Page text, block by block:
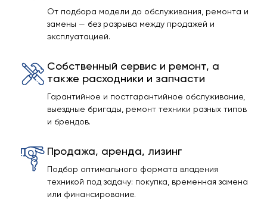
От подбора модели до обслуживания, ремонта и
замены — без разрыва между продажей и
эксплуатацией.
Собственный сервис и ремонт, а
также расходники и запчасти
Гарантийное и постгарантийное обслуживание,
выездные бригады, ремонт техники разных типов
и брендов.
Продажа, аренда, лизинг
Подбор оптимального формата владения
техникой под задачу: покупка, временная замена
или финансирование.